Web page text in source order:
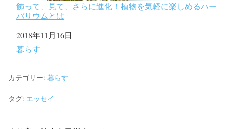
飾って、見て、さらに進化！植物を気軽に楽しめるハー
バリウムとは
日付
2018年11月16日
関連理由
暮らす
カテゴリー: 暮らす
タグ: エッセイ